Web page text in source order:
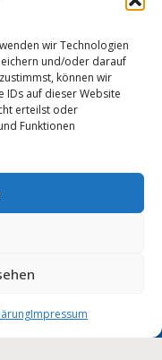
wir Technologien
und/oder darauf
können wir
IDs auf dieser Website
erteilst oder
Funktionen
Impressum
2026
Nachrichten
direkt auf Ihr Handy